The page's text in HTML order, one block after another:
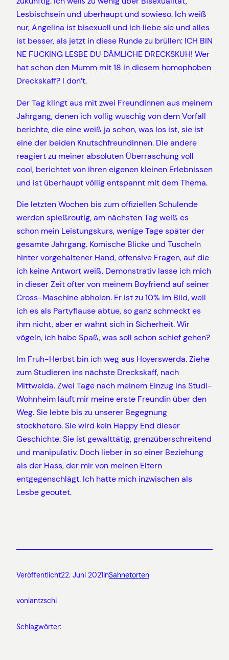
Lesbischsein und überhaupt und sowieso. Ich weiß
nur, Angelina ist bisexuell und ich liebe sie und alles
ist besser, als jetzt in diese Runde zu brüllen: ICH BIN
NE FUCKING LESBE DU DÄMLICHE DRECKSKUH! Wer
hat schon den Mumm mit 18 in diesem homophoben
Dreckskaff? I don’t.
Der Tag klingt aus mit zwei Freundinnen aus meinem
Jahrgang, denen ich völlig wuschig von dem Vorfall
berichte, die eine weiß ja schon, was los ist, sie ist
eine der beiden Knutschfreundinnen. Die andere
reagiert zu meiner absoluten Überraschung voll
cool, berichtet von ihren eigenen kleinen Erlebnissen
und ist überhaupt völlig entspannt mit dem Thema.
Die letzten Wochen bis zum offiziellen Schulende
werden spießroutig, am nächsten Tag weiß es
schon mein Leistungskurs, wenige Tage später der
gesamte Jahrgang. Komische Blicke und Tuscheln
hinter vorgehaltener Hand, offensive Fragen, auf die
ich keine Antwort weiß. Demonstrativ lasse ich mich
in dieser Zeit öfter von meinem Boyfriend auf seiner
Cross-Maschine abholen. Er ist zu 10% im Bild, weil
ich es als Partyflause abtue, so ganz schmeckt es
ihm nicht, aber er wähnt sich in Sicherheit. Wir
vögeln, ich habe Spaß, was soll schon schief gehen?
Im Früh-Herbst bin ich weg aus Hoyerswerda. Ziehe
zum Studieren ins nächste Dreckskaff, nach
Mittweida. Zwei Tage nach meinem Einzug ins Studi-
Wohnheim läuft mir meine erste Freundin über den
Weg. Sie lebte bis zu unserer Begegnung
stockhetero. Sie wird kein Happy End dieser
Geschichte. Sie ist gewalttätig, grenzüberschreitend
und manipulativ. Doch lieber in so einer Beziehung
als der Hass, der mir von meinen Eltern
entgegenschlägt. Ich hatte mich inzwischen als
Lesbe geoutet.
Veröffentlicht22. Juni 2021inSahnetorten
vonlantzschi
Schlagwörter: